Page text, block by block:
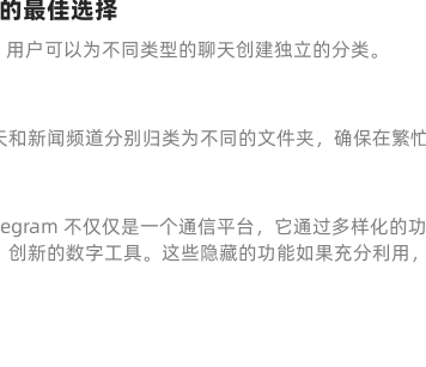
最佳选择
户可以为不同类型的聊天创建独立的分类。
新闻频道分别归类为不同的文件夹，确保在繁
不仅仅是一个通信平台，它通过多样化的
新的数字工具。这些隐藏的功能如果充分利用